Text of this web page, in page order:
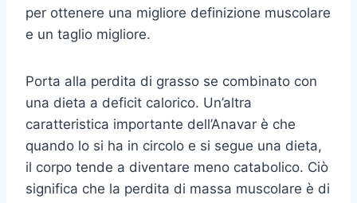
per ottenere una migliore definizione muscolare
e un taglio migliore.
Porta alla perdita di grasso se combinato con
una dieta a deficit calorico. Un’altra
caratteristica importante dell’Anavar è che
quando lo si ha in circolo e si segue una dieta,
il corpo tende a diventare meno catabolico. Ciò
significa che la perdita di massa muscolare è di